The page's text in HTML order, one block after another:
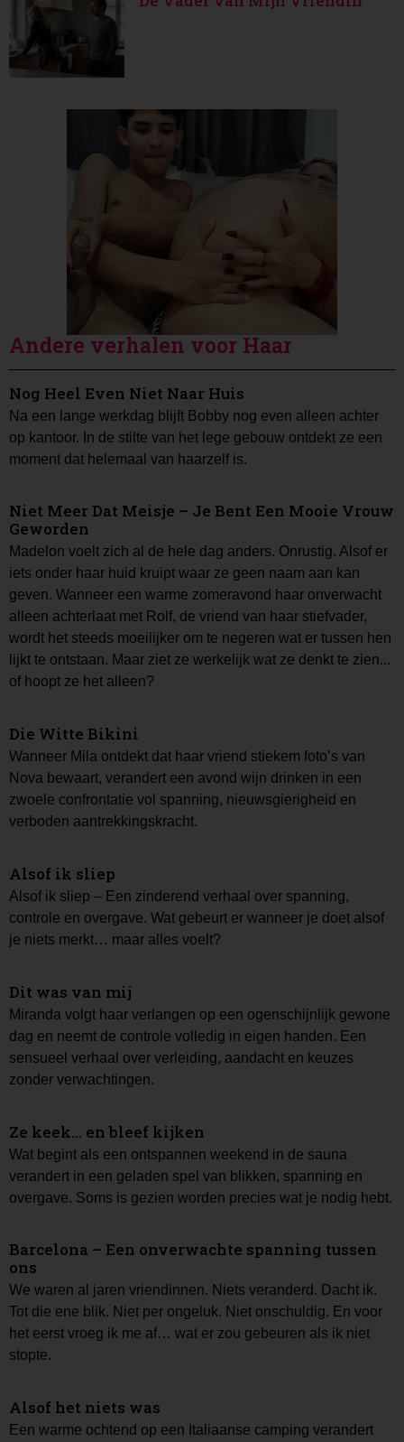
Andere verhalen voor Haar
Nog Heel Even Niet Naar Huis
Na een lange werkdag blijft Bobby nog even alleen achter
op kantoor. In de stilte van het lege gebouw ontdekt ze een
moment dat helemaal van haarzelf is.
Niet Meer Dat Meisje – Je Bent Een Mooie Vrouw
Geworden
Madelon voelt zich al de hele dag anders. Onrustig. Alsof er
iets onder haar huid kruipt waar ze geen naam aan kan
geven. Wanneer een warme zomeravond haar onverwacht
alleen achterlaat met Rolf, de vriend van haar stiefvader,
wordt het steeds moeilijker om te negeren wat er tussen hen
lijkt te ontstaan. Maar ziet ze werkelijk wat ze denkt te zien...
of hoopt ze het alleen?
Die Witte Bikini
Wanneer Mila ontdekt dat haar vriend stiekem foto’s van
Nova bewaart, verandert een avond wijn drinken in een
zwoele confrontatie vol spanning, nieuwsgierigheid en
verboden aantrekkingskracht.
Alsof ik sliep
Alsof ik sliep – Een zinderend verhaal over spanning,
controle en overgave. Wat gebeurt er wanneer je doet alsof
je niets merkt… maar alles voelt?
Dit was van mij
Miranda volgt haar verlangen op een ogenschijnlijk gewone
dag en neemt de controle volledig in eigen handen. Een
sensueel verhaal over verleiding, aandacht en keuzes
zonder verwachtingen.
Ze keek… en bleef kijken
Wat begint als een ontspannen weekend in de sauna
verandert in een geladen spel van blikken, spanning en
overgave. Soms is gezien worden precies wat je nodig hebt.
Barcelona – Een onverwachte spanning tussen
ons
We waren al jaren vriendinnen. Niets veranderd. Dacht ik.
Tot die ene blik. Niet per ongeluk. Niet onschuldig. En voor
het eerst vroeg ik me af… wat er zou gebeuren als ik niet
stopte.
Alsof het niets was
Een warme ochtend op een Italiaanse camping verandert